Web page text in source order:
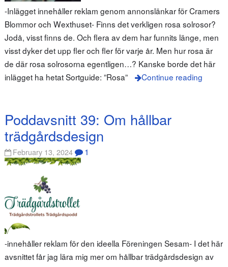
-Inlägget innehåller reklam genom annonslänkar för Cramers
Blommor och Wexthuset- Finns det verkligen rosa solrosor?
Jodå, visst finns de. Och flera av dem har funnits länge, men
visst dyker det upp fler och fler för varje år. Men hur rosa är
de där rosa solrosorna egentligen…? Kanske borde det här
inlägget ha hetat Sortguide: ”Rosa”
Continue reading
Poddavsnitt 39: Om hållbar
trädgårdsdesign
February 13, 2024 1
-innehåller reklam för den ideella Föreningen Sesam- I det här
avsnittet får jag lära mig mer om hållbar trädgårdsdesign av